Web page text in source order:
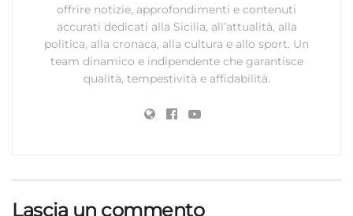
offrire notizie, approfondimenti e contenuti
accurati dedicati alla Sicilia, all’attualità, alla
politica, alla cronaca, alla cultura e allo sport. Un
team dinamico e indipendente che garantisce
qualità, tempestività e affidabilità.
Lascia un commento